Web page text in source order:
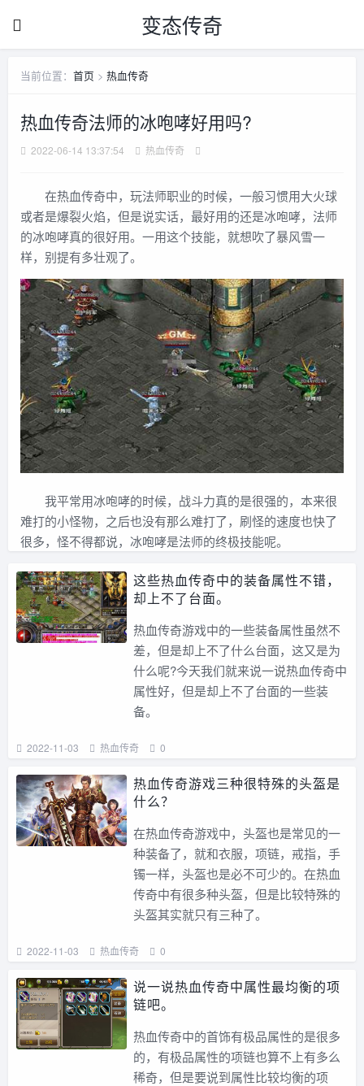
变态传奇
当前位置： 首页 > 热血传奇
热血传奇法师的冰咆哮好用吗?
2022-06-14 13:37:54 热血传奇
在热血传奇中，玩法师职业的时候，一般习惯用大火球
或者是爆裂火焰，但是说实话，最好用的还是冰咆哮，法师
的冰咆哮真的很好用。一用这个技能，就想吹了暴风雪一
样，别提有多壮观了。
我平常用冰咆哮的时候，战斗力真的是很强的，本来很
难打的小怪物，之后也没有那么难打了，刷怪的速度也快了
很多，怪不得都说，冰咆哮是法师的终极技能呢。
这些热血传奇中的装备属性不错，
却上不了台面。
热血传奇游戏中的一些装备属性虽然不
差，但是却上不了什么台面，这又是为
什么呢?今天我们就来说一说热血传奇中
属性好，但是却上不了台面的一些装
备。
2022-11-03 热血传奇 0
热血传奇游戏三种很特殊的头盔是
什么？
在热血传奇游戏中，头盔也是常见的一
种装备了，就和衣服，项链，戒指，手
镯一样，头盔也是必不可少的。在热血
传奇中有很多种头盔，但是比较特殊的
头盔其实就只有三种了。
2022-11-03 热血传奇 0
说一说热血传奇中属性最均衡的项
链吧。
热血传奇中的首饰有极品属性的是很多
的，有极品属性的项链也算不上有多么
稀奇，但是要说到属性比较均衡的项